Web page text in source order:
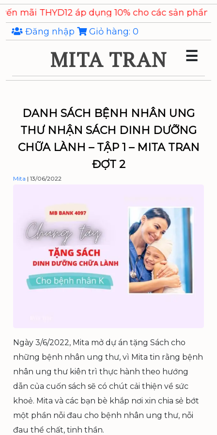
Skip
to
the
content
áp dụng 10% cho các sản phẩmChiết xuất Ý
Đăng nhập
Giỏ hàng: 0
MITA TRAN ☰
DANH SÁCH BỆNH NHÂN UNG
THƯ NHẬN SÁCH DINH DƯỠNG
CHỮA LÀNH – TẬP 1 – MITA TRAN
ĐỢT 2
Mita | 13/06/2022
Ngày 3/6/2022, Mita mở dự án tặng Sách cho
những bệnh nhân ung thư, vì Mita tin rằng bệnh
nhân ung thư kiên trì thực hành theo hướng
dẫn của cuốn sách sẽ có chút cải thiện về sức
khoẻ. Mita và các bạn bè khắp nơi xin chia sẻ bớt
một phần nỗi đau cho bệnh nhân ung thư, nỗi
đau thể chất, tinh thần.